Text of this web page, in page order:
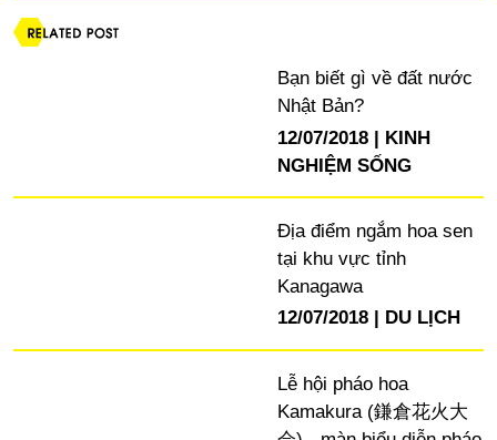
Bạn biết gì về đất nước
Nhật Bản?
12/07/2018
KINH
NGHIỆM SỐNG
Địa điểm ngắm hoa sen
tại khu vực tỉnh
Kanagawa
12/07/2018
DU LỊCH
Lễ hội pháo hoa
Kamakura (鎌倉花火大